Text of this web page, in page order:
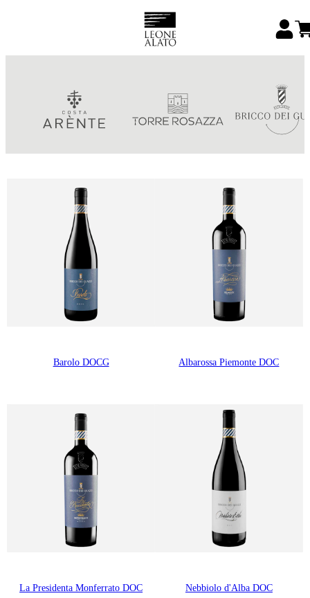
Barolo DOCG Albarossa Piemonte DOC
La Presidenta Monferrato DOC Nebbiolo d'Alba DOC